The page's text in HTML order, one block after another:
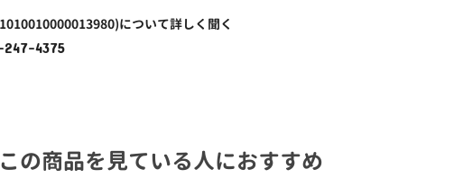
について詳しく聞く
247-4375
この商品を見ている人におすすめ